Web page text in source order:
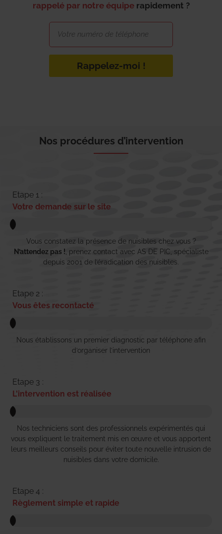
rappelé par notre équipe rapidement ?
Rappelez-moi !
Nos procédures d’intervention
Etape 1 :
Votre demande sur le site
Vous constatez la présence de nuisibles chez vous ?
N’attendez pas ! , prenez contact avec AS DE PIC, spécialiste
depuis 2001 de l’éradication des nuisibles.
Etape 2 :
Vous êtes recontacté
Nous établissons un premier diagnostic par téléphone afin
d’organiser l’intervention
Etape 3 :
L'intervention est réalisée
Nos techniciens sont des professionnels expérimentés qui
vous expliquent le traitement mis en œuvre et vous apportent
leurs meilleurs conseils pour éviter toute nouvelle intrusion de
nuisibles dans votre domicile.
Etape 4 :
Règlement simple et rapide